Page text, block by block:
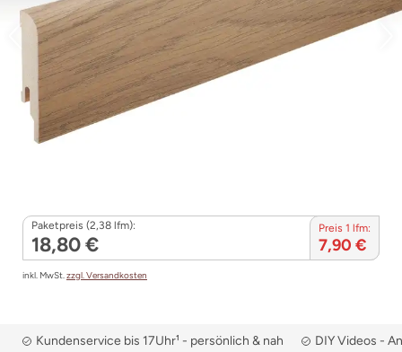
Paketpreis (2,38 lfm):
18,80 €
Preis 1 lfm:
7,90 €
inkl. MwSt.zzgl. Versandkosten
Kundenservice bis 17Uhr¹ - persönlich & nah DIY Videos -